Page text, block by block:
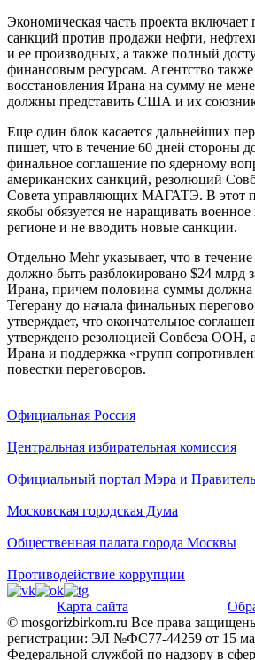
Экономическая часть проекта включает
санкций против продажи нефти,
и ее производных, а также полный
финансовым ресурсам. Агентство
восстановления Ирана на сумму не
должны представить США и их
Еще один блок касается дальнейших
пишет, что в течение 60 дней стороны
финальное соглашение по ядерному
американских санкций, резолюций
Совета управляющих МАГАТЭ. В этот
якобы обязуется не наращивать военное
регионе и не вводить новые санкции.
Отдельно Mehr указывает, что в
должно быть разблокировано $24 млрд
Ирана, причем половина суммы должна
Тегерану до начала финальных
утверждает, что окончательное
утверждено резолюцией Совбеза ООН,
Ирана и поддержка «групп
повестки переговоров.
Официальная Россия
Центральная избирательная комиссия
Официальный портал Мэра и
Московская городская Дума
Общественная палата города Москвы
Противодействие коррупции
Карта сайта
© mosgorizbirkom.ru Все права
регистрации: ЭЛ №ФС77-44259 от 15
Федеральной службой по надзору в